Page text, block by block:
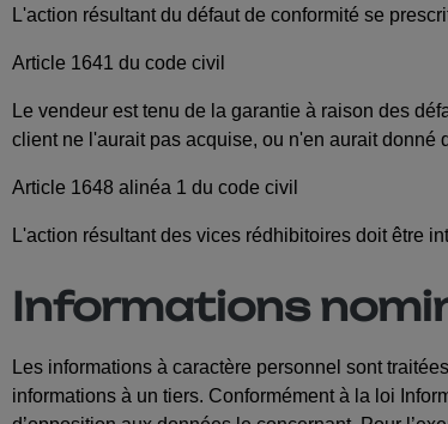
L'action résultant du défaut de conformité se
Article 1641 du code civil
Le vendeur est tenu de la garantie à raison des
client ne l'aurait pas acquise, ou n'en aurait donné
Article 1648 alinéa 1 du code civil
L'action résultant des vices rédhibitoires doit être
Informations
Les informations à caractère personnel sont
informations à un tiers. Conformément à la loi